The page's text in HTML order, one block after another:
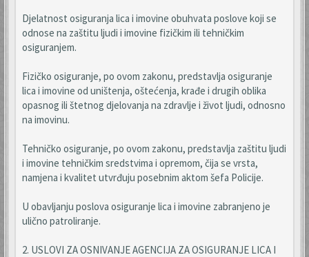
Djelatnost osiguranja lica i imovine obuhvata poslove koji se
odnose na zaštitu ljudi i imovine fizičkim ili tehničkim
osiguranjem.
Fizičko osiguranje, po ovom zakonu, predstavlja osiguranje
lica i imovine od uništenja, oštećenja, krađe i drugih oblika
opasnog ili štetnog djelovanja na zdravlje i život ljudi, odnosno
na imovinu.
Tehničko osiguranje, po ovom zakonu, predstavlja zaštitu ljudi
i imovine tehničkim sredstvima i opremom, čija se vrsta,
namjena i kvalitet utvrđuju posebnim aktom šefa Policije.
U obavljanju poslova osiguranje lica i imovine zabranjeno je
ulično patroliranje.
2. USLOVI ZA OSNIVANJE AGENCIJA ZA OSIGURANJE LICA I